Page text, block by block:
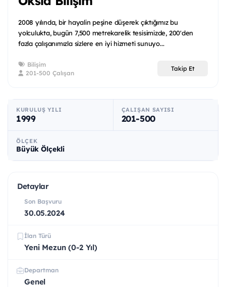
2008 yılında, bir hayalin peşine düşerek çıktığımız bu
yolculukta, bugün 7,500 metrekarelik tesisimizde, 200'den
fazla çalışanımızla sizlere en iyi hizmeti sunuyo...
Bilişim
201-500 Çalışan
Takip Et
KURULUŞ YILI
1999
ÇALIŞAN SAYISI
201-500
ÖLÇEK
Büyük Ölçekli
Detaylar
Son Başvuru
30.05.2024
İlan Türü
Yeni Mezun (0-2 Yıl)
Departman
Genel